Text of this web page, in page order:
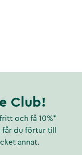
Club!
och få 10%*
du förtur till
annat.